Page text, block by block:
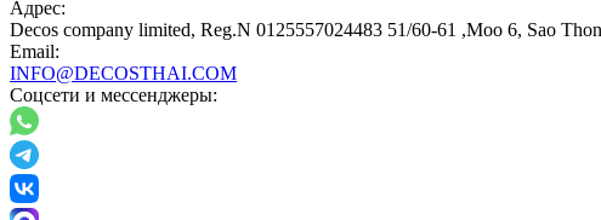
Адрес:
Decos company limited, Reg.N 0125557024483 51/60-61 ,Moo 6, Sao
Email:
INFO@DECOSTHAI.COM
Соцсети и мессенджеры: